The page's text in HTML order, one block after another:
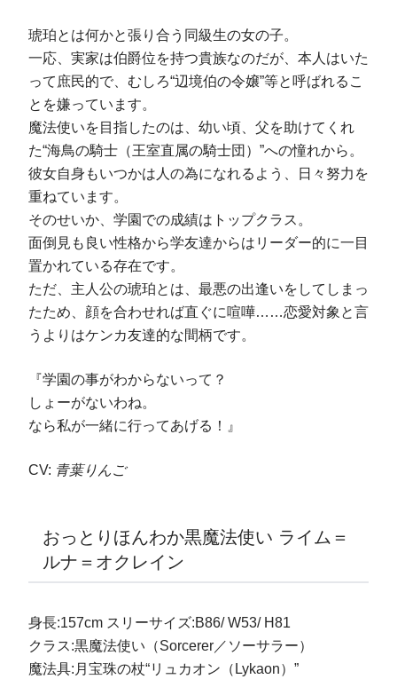
琥珀とは何かと張り合う同級生の女の子。
一応、実家は伯爵位を持つ貴族なのだが、本人はいた
って庶民的で、むしろ“辺境伯の令嬢”等と呼ばれるこ
とを嫌っています。
魔法使いを目指したのは、幼い頃、父を助けてくれ
た“海鳥の騎士（王室直属の騎士団）”への憧れから。
彼女自身もいつかは人の為になれるよう、日々努力を
重ねています。
そのせいか、学園での成績はトップクラス。
面倒見も良い性格から学友達からはリーダー的に一目
置かれている存在です。
ただ、主人公の琥珀とは、最悪の出逢いをしてしまっ
たため、顔を合わせれば直ぐに喧嘩……恋愛対象と言
うよりはケンカ友達的な間柄です。
『学園の事がわからないって？
しょーがないわね。
なら私が一緒に行ってあげる！』
CV: 青葉りんご
おっとりほんわか黒魔法使い ライム＝
ルナ＝オクレイン
身長:157cm スリーサイズ:B86/ W53/ H81
クラス:黒魔法使い（Sorcerer／ソーサラー）
魔法具:月宝珠の杖“リュカオン（Lykaon）”